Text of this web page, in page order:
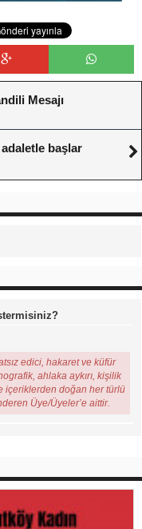
Mesajı
adaletle başlar
edici, hakaret ve küfür
ahlaka aykırı, kişilik
içeriklerden doğan her türlü
Üye/Üyeler’e aittir.